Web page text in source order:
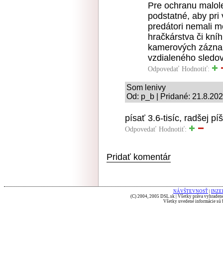
Pre ochranu
podstatné, aby
predátori nemali
hračkárstva či
kamerových
vzdialeného
Odpovedať Hodnotiť:
Som lenivy
Od: p_b | Pridané:
písať 3.6-tisíc, radšej
Odpovedať Hodnotiť:
Pridať komentár
NÁVŠTEVNOSŤ
(C) 2004, 2005 DSL.sk | Všetky práva
Všetky uvedené informácie sú